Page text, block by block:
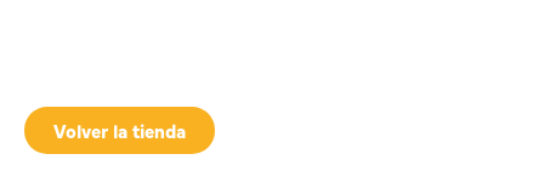
Volver la tienda